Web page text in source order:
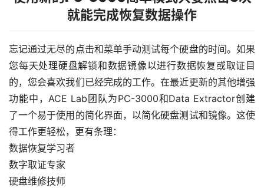
就能完成恢复数据操作
忘记通过无尽的点击和菜单手动测试每个硬盘的时间。如果
您每天处理硬盘解锁和数据镜像以进行数据恢复或取证目
的，您会喜欢我们已经完成的工作。在最近更新的其他增强
功能中，ACE Lab团队为PC-3000和Data Extractor创建
了一个易于使用的简化界面，以简化硬盘测试和镜像。这使
得工作更轻松，更有条理：
数据恢复学习者
数字取证专家
硬盘维修技师